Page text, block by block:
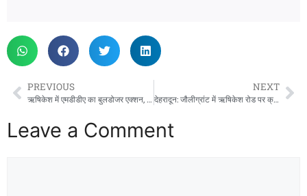
PREVIOUS
ऋषिकेश में एमडीडीए का बुलडोजर एक्शन, भू-माफियाओं पर बड़ा प्रहार, पांच ठिकानों पर सीलिंग-ध्वस्तीकरण
NEXT
देहरादून: जौलीग्रांट में ऋषिकेश रोड पर क्रेटा कार ने कई वाहनों को मारी टक्कर, दो लोग घायल
Leave a Comment